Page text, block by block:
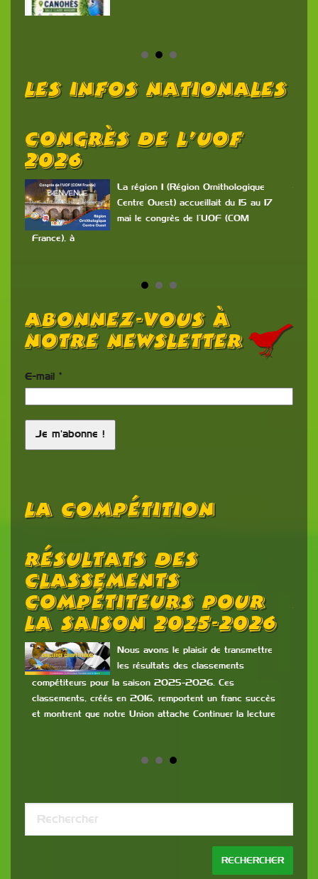
Les Infos Nationales
Congrès De L’UOF
2026
La région 1 (Région Ornithologique
Centre Ouest) accueillait du 15 au 17
mai le congrès de l’UOF (COM
France), à
Abonnez-vous à
notre newsletter
E-mail *
La Compétition
Résultats Des
Classements
Compétiteurs Pour
La Saison 2025-2026
Nous avons le plaisir de transmettre
les résultats des classements
compétiteurs pour la saison 2025-2026. Ces
classements, créés en 2016, remportent un franc succès
et montrent que notre Union attache Continuer la lecture